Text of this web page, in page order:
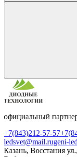
официальный
+7(843)212-57-57
ledsvet@mail.rugeni-
Казань, Восстания